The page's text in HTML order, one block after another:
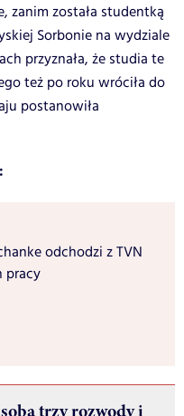
zanim została studentką
Sorbonie na wydziale
przyznała, że studia te
też po roku wróciła do
postanowiła
odchodzi z TVN
pracy
trzy rozwody i